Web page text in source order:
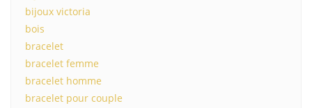
bijoux victoria
bois
bracelet
bracelet femme
bracelet homme
bracelet pour couple